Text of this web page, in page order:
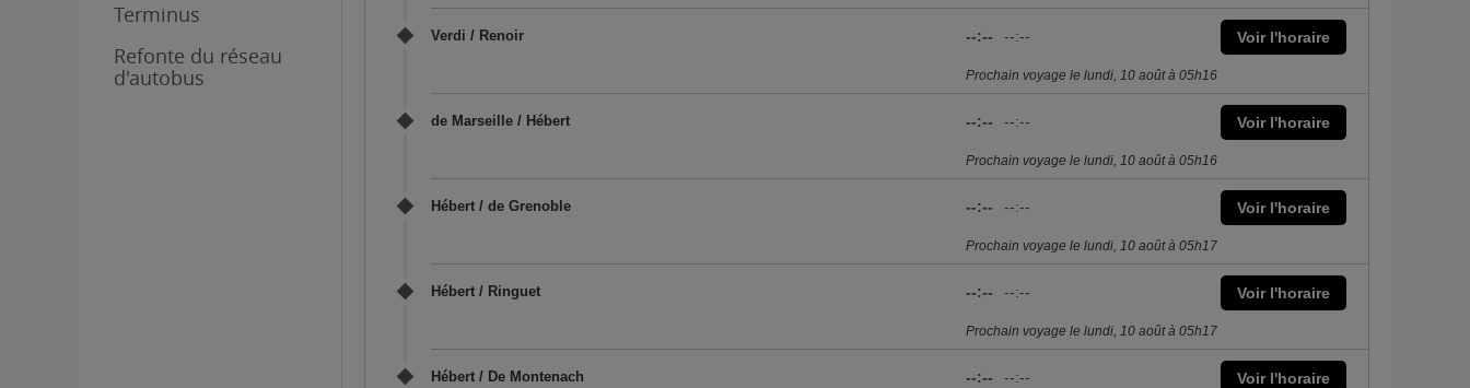
Terminus
Refonte du réseau
d'autobus
Verdi / Renoir Voir l'horaire
--:-- --:--
Prochain voyage le lundi, 10 août à 05h16
de Marseille / Hébert Voir l'horaire
--:-- --:--
Prochain voyage le lundi, 10 août à 05h16
Hébert / de Grenoble Voir l'horaire
--:-- --:--
Prochain voyage le lundi, 10 août à 05h17
Hébert / Ringuet Voir l'horaire
--:-- --:--
Prochain voyage le lundi, 10 août à 05h17
Hébert / De Montenach Voir l'horaire
--:-- --:--